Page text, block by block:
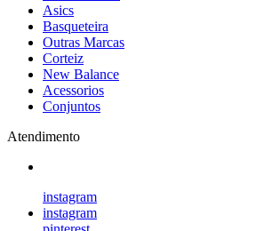
Asics
Basqueteira
Outras Marcas
Corteiz
New Balance
Acessorios
Conjuntos
Atendimento
instagram
instagram